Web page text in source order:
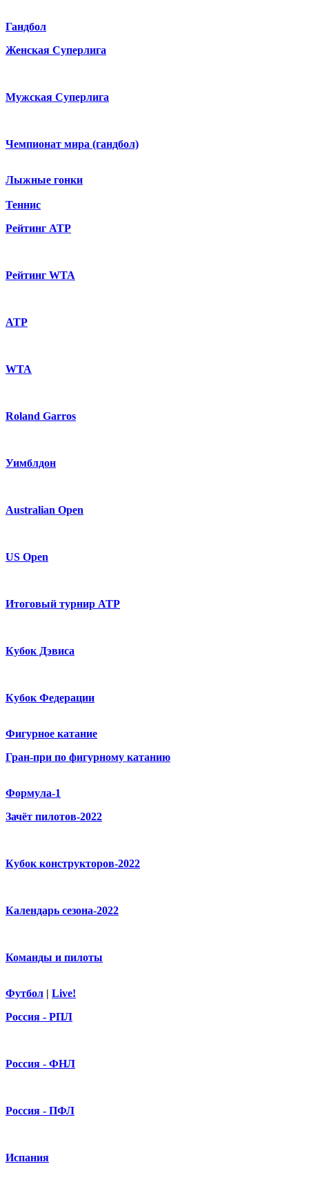
Гандбол
Женская Суперлига
Мужская Суперлига
Чемпионат мира (гандбол)
Лыжные гонки
Теннис
Рейтинг ATP
Рейтинг WTA
ATP
WTA
Roland Garros
Уимблдон
Australian Open
US Open
Итоговый турнир ATP
Кубок Дэвиса
Кубок Федерации
Фигурное катание
Гран-при по фигурному катанию
Формула-1
Зачёт пилотов-2022
Кубок конструкторов-2022
Календарь сезона-2022
Команды и пилоты
Футбол | Live!
Россия - РПЛ
Россия - ФНЛ
Россия - ПФЛ
Испания